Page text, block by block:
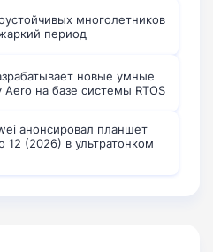
многолетников
период
новые умные
Aero на базе системы RTOS
анонсировал планшет
12 (2026) в ультратонком